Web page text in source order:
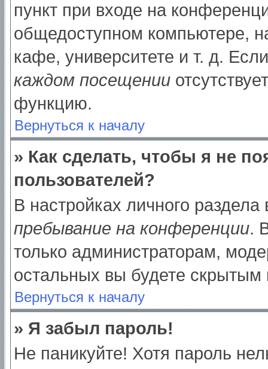
пункт при входе на
общедоступном компьютере,
кафе, университете и т. д.
каждом посещении
функцию.
Вернуться к началу
» Как сделать, чтобы я не
пользователей?
В настройках личного
пребывание на конференции.
только администраторам,
остальных вы будете скрытым
Вернуться к началу
» Я забыл пароль!
Не паникуйте! Хотя пароль